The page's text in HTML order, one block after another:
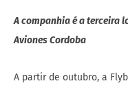
A companhia é a terceira
Aviones Cordoba
A partir de outubro, a